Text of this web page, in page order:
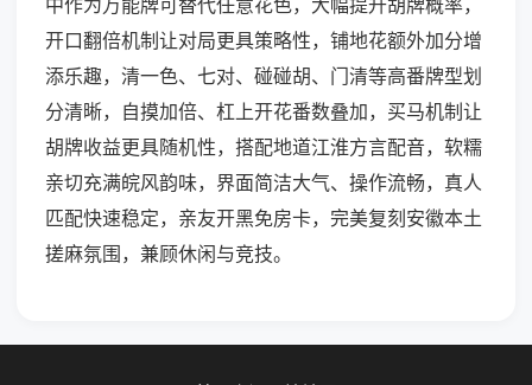
中作为万能牌可替代任意花色，大幅提升胡牌概率，
开口翻倍机制让对局更具策略性，铺地花额外加分增
添乐趣，清一色、七对、碰碰胡、门清等高番牌型划
分清晰，自摸加倍、杠上开花番数叠加，买马机制让
胡牌收益更具随机性，搭配地道江淮方言配音，软糯
亲切充满皖风韵味，界面简洁大气、操作流畅，真人
匹配快速稳定，亲友开黑免房卡，完美复刻安徽本土
搓麻氛围，兼顾休闲与竞技。